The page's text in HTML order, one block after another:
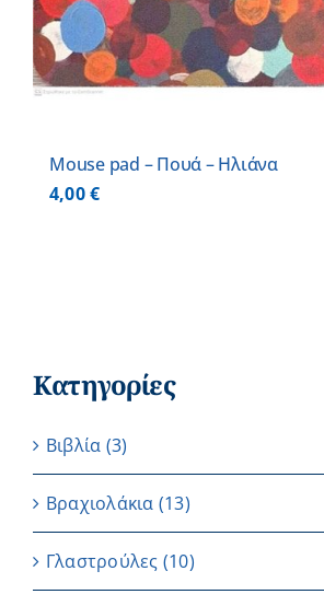
Mouse pad – Πουά – Ηλιάνα
4,00€
Κατηγορίες
Βιβλία (3)
Βραχιολάκια (13)
Γλαστρούλες (10)